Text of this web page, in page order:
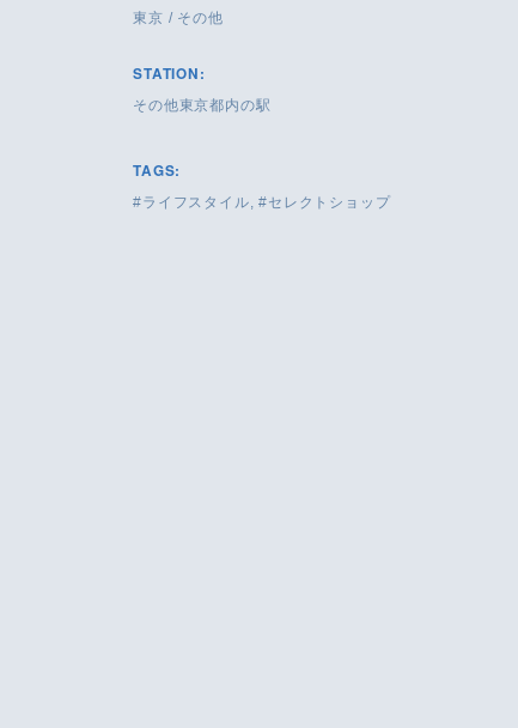
東京 / その他
STATION:
その他東京都内の駅
TAGS:
ライフスタイル セレクトショップ